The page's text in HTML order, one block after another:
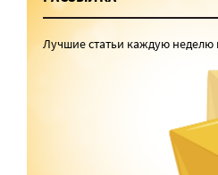
Лучшие статьи каждую